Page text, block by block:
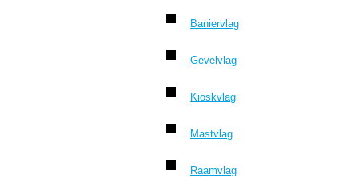
Baniervlag
Gevelvlag
Kioskvlag
Mastvlag
Raamvlag